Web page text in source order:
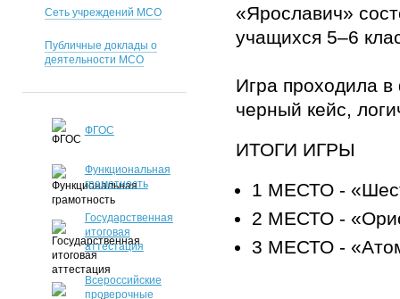
«Ярославич»
учащихся 5–6
Игра проходила в
черный кейс,
ИТОГИ ИГРЫ
1 МЕСТО -
2 МЕСТО -
3 МЕСТО -
Сеть учреждений МСО
Публичные доклады о
деятельности МСО
ФГОС
Функциональная
грамотность
Государственная
итоговая
аттестация
Всероссийские
проверочные